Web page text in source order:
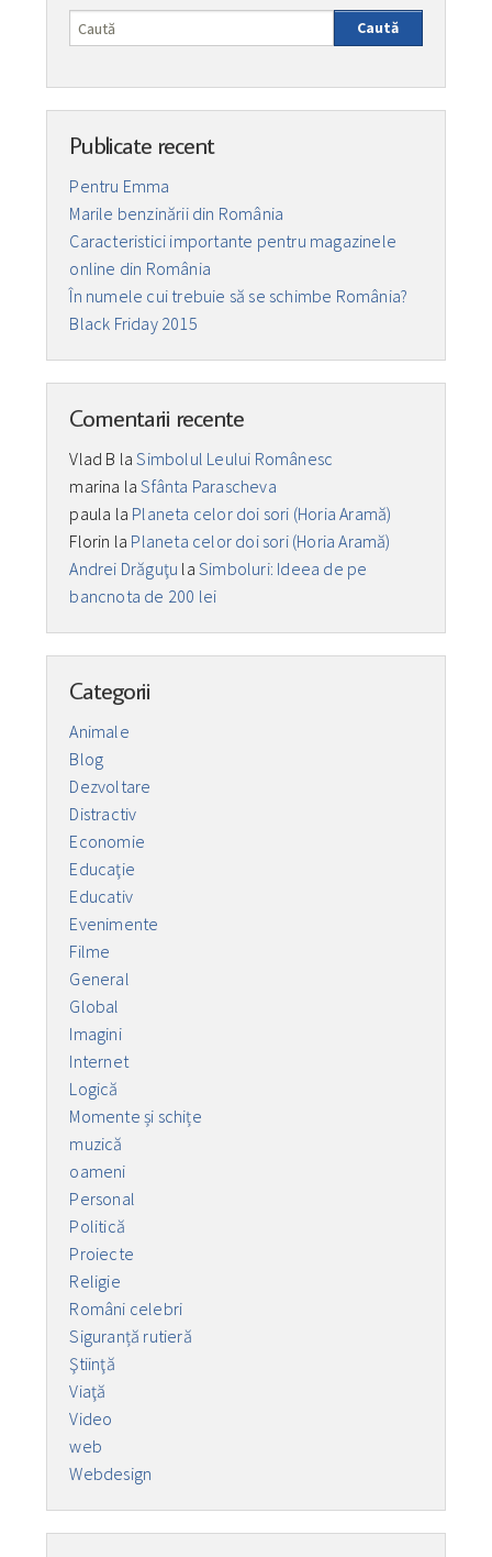
Caută
Publicate recent
Pentru Emma
Marile benzinării din România
Caracteristici importante pentru magazinele
online din România
În numele cui trebuie să se schimbe România?
Black Friday 2015
Comentarii recente
Vlad B laSimbolul Leului Românesc
marina laSfânta Parascheva
paula la Planeta celor doi sori (Horia Aramă)
Florin la Planeta celor doi sori (Horia Aramă)
Andrei Drăguţu laSimboluri: Ideea de pe
bancnota de 200 lei
Categorii
Animale
Blog
Dezvoltare
Distractiv
Economie
Educaţie
Educativ
Evenimente
Filme
General
Global
Imagini
Internet
Logică
Momente și schițe
muzică
oameni
Personal
Politică
Proiecte
Religie
Români celebri
Siguranță rutieră
Ştiinţă
Viaţă
Video
web
Webdesign